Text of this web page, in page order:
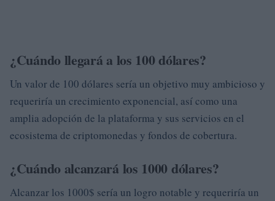
¿Cuándo llegará a los 100 dólares?
Un valor de 100 dólares sería un objetivo muy ambicioso y
requeriría un crecimiento exponencial, así como una
amplia adopción de la plataforma y sus servicios en el
ecosistema de criptomonedas y fondos de cobertura.
¿Cuándo alcanzará los 1000 dólares?
Alcanzar los 1000$ sería un logro notable y requeriría un